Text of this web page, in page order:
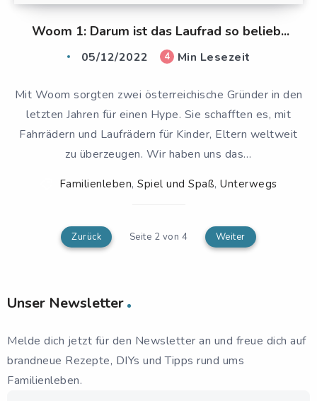
Woom 1: Darum ist das Laufrad so belieb...
05/12/2022 4 Min Lesezeit
Mit Woom sorgten zwei österreichische Gründer in den
letzten Jahren für einen Hype. Sie schafften es, mit
Fahrrädern und Laufrädern für Kinder, Eltern weltweit
zu überzeugen. Wir haben uns das…
Familienleben,Spiel und Spaß,Unterwegs
Zurück Seite 2 von 4 Weiter
Unser Newsletter
Melde dich jetzt für den Newsletter an und freue dich auf
brandneue Rezepte, DIYs und Tipps rund ums
Familienleben.